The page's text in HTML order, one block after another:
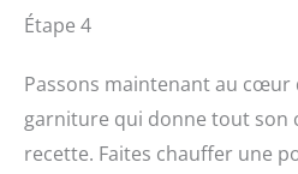
Étape 4
Passons maintenant au cœur
garniture qui donne tout son
recette. Faites chauffer une